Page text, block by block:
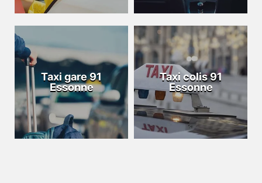
Taxi gare 91
Essonne
Taxi colis 91
Essonne